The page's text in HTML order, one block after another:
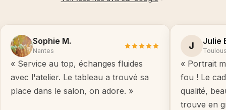
Sophie M.
Nantes
« Service au top, échanges fluides
avec l'atelier. Le tableau a trouvé sa
place dans le salon, on adore. »
J Julie
« Portrait
fou ! Le
qualité,
trouve en